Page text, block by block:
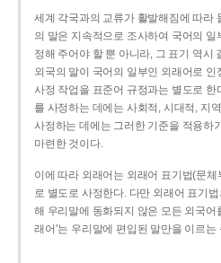
세계 각국과의 교류가 활발해짐에 따라
의 말은 지속적으로 조사하여 국어의
정해 주어야 할 뿐 아니라, 그 표기 역시
외국의 말이 국어의 일부인 외래어로
사정 작업을 표준어 규정과는 별도로 한
를 사정하는 데에는 사회적, 시대적, 지
사정하는 데에는 그러한 기준을 적용하
마련한 것이다.
이에 따라 외래어는 외래어 표기법(문
로 별도로 사정한다. 다만 외래어 표기법
해 우리말에 동화되지 않은 모든 외국어
래어’는 우리말에 편입된 말만을 이르는